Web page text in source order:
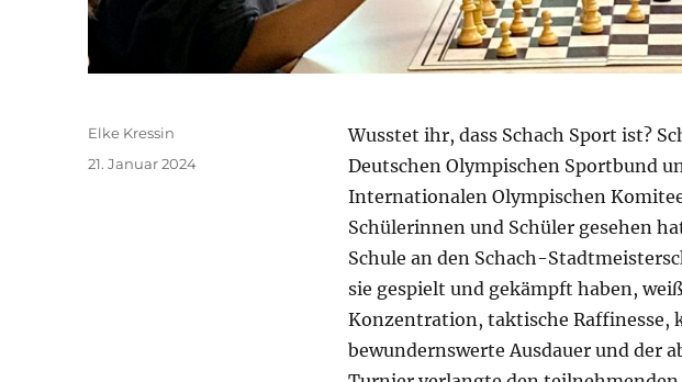
Wusstet ihr, dass Schach Sport ist?
Deutschen Olympischen Sportbund
Internationalen Olympischen
Schülerinnen und Schüler gesehen
Schule an den Schach-
sie gespielt und gekämpft haben,
Konzentration, taktische Raffinesse,
bewundernswerte Ausdauer und der
Autor
Elke Kressin
Veröffentlicht
21. Januar 2024